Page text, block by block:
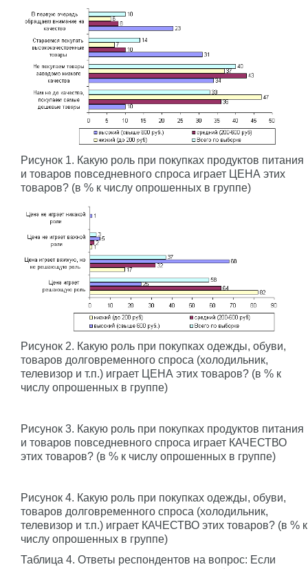
Рисунок 1. Какую роль при покупках продуктов питания
и товаров повседневного спроса играет ЦЕНА этих
товаров? (в % к числу опрошенных в группе)
Рисунок 2. Какую роль при покупках одежды, обуви,
товаров долговременного спроса (холодильник,
телевизор и т.п.) играет ЦЕНА этих товаров? (в % к
числу опрошенных в группе)
Рисунок 3. Какую роль при покупках продуктов питания
и товаров повседневного спроса играет КАЧЕСТВО
этих товаров? (в % к числу опрошенных в группе)
Рисунок 4. Какую роль при покупках одежды, обуви,
товаров долговременного спроса (холодильник,
телевизор и т.п.) играет КАЧЕСТВО этих товаров? (в % к
числу опрошенных в группе)
Таблица 4. Ответы респондентов на вопрос: Если